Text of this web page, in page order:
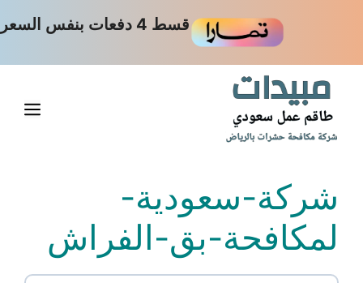
قسط 4 دفعات بنفس السعر
شركة-سعودية-
لمكافحة-بق-الفراش